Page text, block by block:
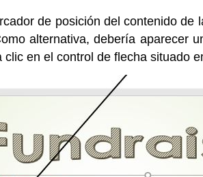
de posición del contenido
alternativa, debería aparecer
en el control de flecha situado